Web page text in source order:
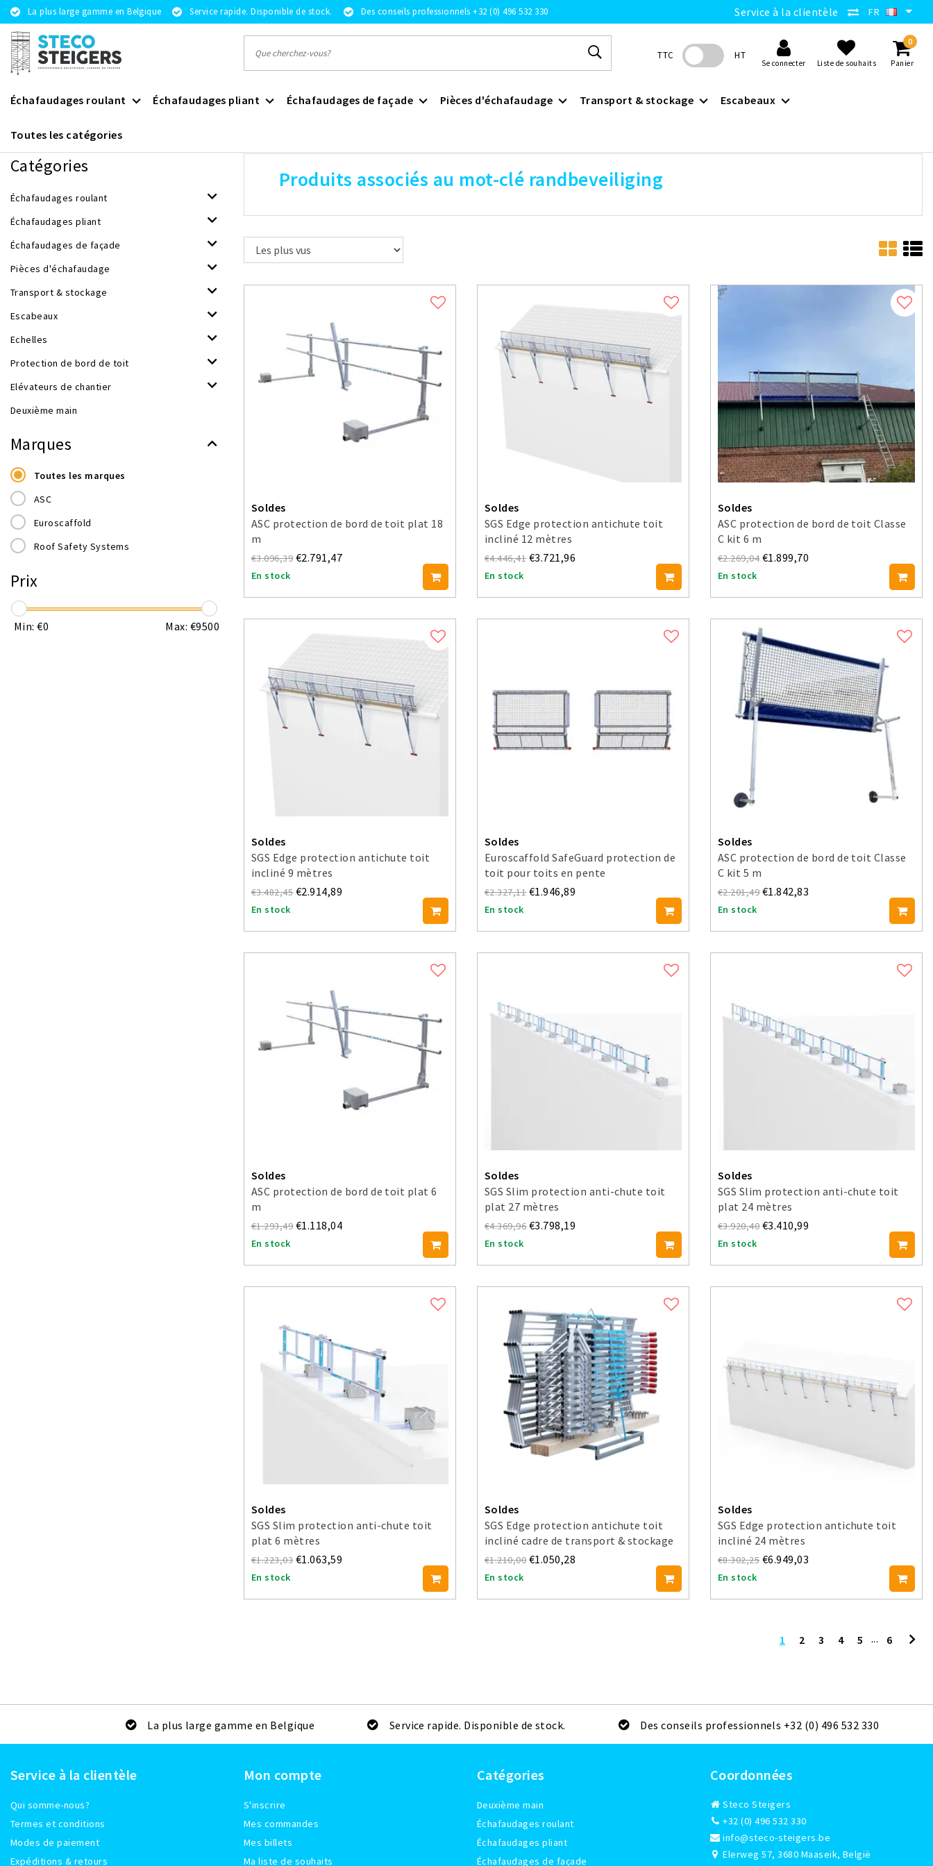
La plus large gamme en Belgique Service rapide. Disponible de stock. Des conseils professionnels +32 (0) 496 532 330 Service à la clientèle FR
TTC HT
Se connecter Liste de souhaits
0
Panier
Échafaudages roulant Échafaudages pliant Échafaudages de façade Pièces d'échafaudage Transport & stockage Escabeaux
Toutes les catégories
Revenir à Mots-clés|Mots-clés
Catégories
Échafaudages roulant
Échafaudages pliant
Échafaudages de façade
Pièces d'échafaudage
Transport & stockage
Escabeaux
Echelles
Protection de bord de toit
Elévateurs de chantier
Deuxième main
Marques
Toutes les marques
ASC
Euroscaffold
Roof Safety Systems
Prix
Min: €0 Max: €9500
Produits associés au mot-clé randbeveiliging
Soldes
ASC protection de bord de toit plat 18
m
€3.096,39 €2.791,47
En stock
Soldes
SGS Edge protection antichute toit
incliné 12 mètres
€4.446,41 €3.721,96
En stock
Soldes
ASC protection de bord de toit Classe
C kit 6 m
€2.269,04 €1.899,70
En stock
Soldes
SGS Edge protection antichute toit
incliné 9 mètres
€3.482,45 €2.914,89
En stock
Soldes
Euroscaffold SafeGuard protection de
toit pour toits en pente
€2.327,11 €1.946,89
En stock
Soldes
ASC protection de bord de toit Classe
C kit 5 m
€2.201,49 €1.842,83
En stock
Soldes
ASC protection de bord de toit plat 6
m
€1.293,49 €1.118,04
En stock
Soldes
SGS Slim protection anti-chute toit
plat 27 mètres
€4.369,96 €3.798,19
En stock
Soldes
SGS Slim protection anti-chute toit
plat 24 mètres
€3.920,40 €3.410,99
En stock
Soldes
SGS Slim protection anti-chute toit
plat 6 mètres
€1.223,03 €1.063,59
En stock
Soldes
SGS Edge protection antichute toit
incliné cadre de transport & stockage
€1.210,00 €1.050,28
En stock
Soldes
SGS Edge protection antichute toit
incliné 24 mètres
€8.302,25 €6.949,03
En stock
1 2 3 4 5 ... 6
La plus large gamme en Belgique Service rapide. Disponible de stock. Des conseils professionnels +32 (0) 496 532 330
Service à la clientèle
Qui somme-nous?
Termes et conditions
Modes de paiement
Expéditions & retours
Mon compte
S'inscrire
Mes commandes
Mes billets
Ma liste de souhaits
Catégories
Deuxième main
Échafaudages roulant
Échafaudages pliant
Échafaudages de façade
Coordonnées
Steco Steigers
+32 (0) 496 532 330
info@steco-steigers.be
Elerweg 57, 3680 Maaseik, België